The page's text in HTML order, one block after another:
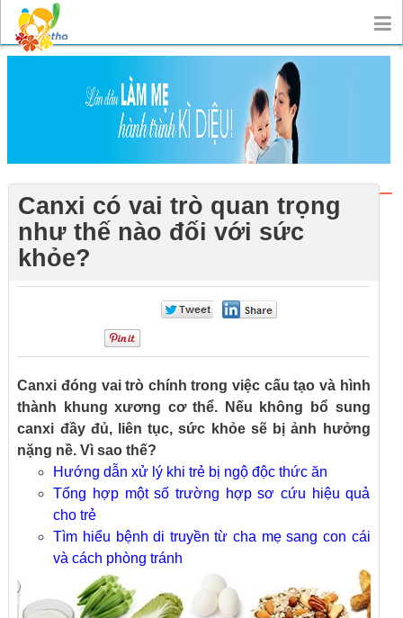
Canxi có vai trò quan trọng
như thế nào đối với sức
khỏe?
0
Canxi đóng vai trò chính trong việc cấu tạo và hình
thành khung xương cơ thể. Nếu không bổ sung
canxi đầy đủ, liên tục, sức khỏe sẽ bị ảnh hưởng
nặng nề. Vì sao thế?
Hướng dẫn xử lý khi trẻ bị ngộ độc thức ăn
Tổng hợp một số trường hợp sơ cứu hiệu quả
cho trẻ
Tìm hiểu bệnh di truyền từ cha mẹ sang con cái
và cách phòng tránh